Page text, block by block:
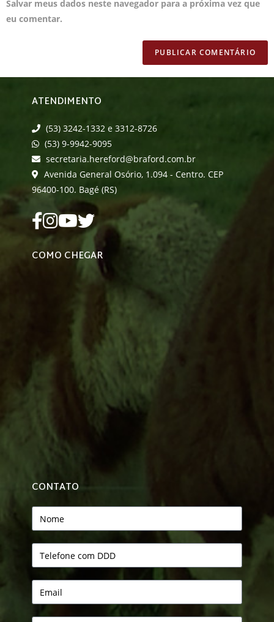
Salvar meus dados neste navegador para a próxima vez que
eu comentar.
ATENDIMENTO
(53) 3242-1332 e 3312-8726
(53) 9-9942-9095
secretaria.hereford@braford.com.br
Avenida General Osório, 1.094 - Centro. CEP
96400-100. Bagé (RS)
COMO CHEGAR
CONTATO